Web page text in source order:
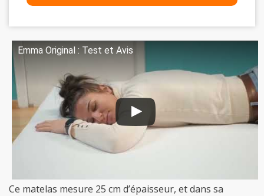
Emma Original : Test et Avis
Ce matelas mesure 25 cm d’épaisseur, et dans sa